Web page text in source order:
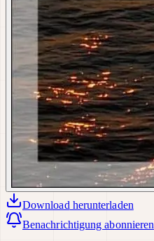
Download herunterladen
Benachrichtigung abonnieren